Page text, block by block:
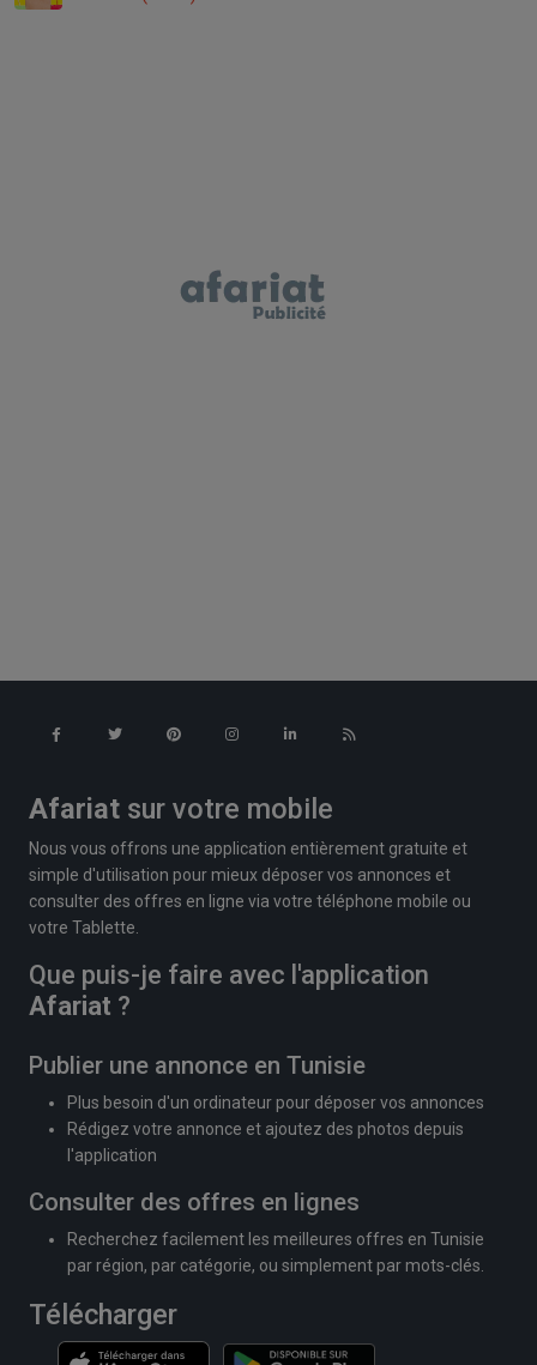
Afariat sur votre mobile
Nous vous offrons une application entièrement gratuite et
simple d'utilisation pour mieux déposer vos annonces et
consulter des offres en ligne via votre téléphone mobile ou
votre Tablette.
Que puis-je faire avec l'application
Afariat ?
Publier une annonce en Tunisie
Plus besoin d'un ordinateur pour déposer vos annonces
Rédigez votre annonce et ajoutez des photos depuis
l'application
Consulter des offres en lignes
Recherchez facilement les meilleures offres en Tunisie
par région, par catégorie, ou simplement par mots-clés.
Télécharger